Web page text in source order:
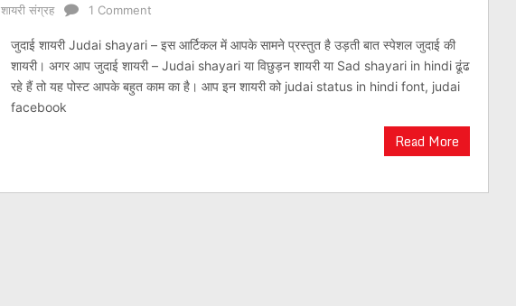
शायरी संग्रह 1 Comment
जुदाई शायरी Judai shayari – इस आर्टिकल में आपके सामने प्रस्तुत है उड़ती बात स्पेशल जुदाई की
शायरी। अगर आप जुदाई शायरी – Judai shayari या विछुड़न शायरी या Sad shayari in hindi ढूंढ
रहे हैं तो यह पोस्ट आपके बहुत काम का है। आप इन शायरी को judai status in hindi font, judai
facebook
Read More